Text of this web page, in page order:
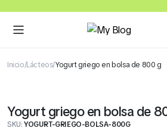
Inicio Lácteos Yogurt griego en bolsa de 800 g
Yogurt griego en bolsa de
SKU:YOGURT-GRIEGO-BOLSA-800G